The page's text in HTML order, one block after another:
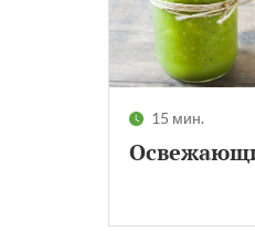
15 мин.